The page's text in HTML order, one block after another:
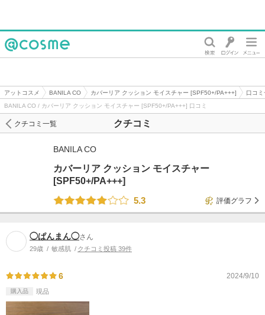
アットコスメ BANILA CO カバーリア クッション モイスチャー [SPF50+/PA+++]
口コ
BANILA CO / カバーリア クッション モイスチャー [SPF50+/PA+++] 口コミ
クチコミ
クチコミ一覧
BANILA CO
カバーリア クッション モイスチャー
[SPF50+/PA+++]
5.3
評価グラフ
◯ぱんまん◯さん
29歳 敏感肌 クチコミ投稿 39件
6 2024/9/10
購入品 現品